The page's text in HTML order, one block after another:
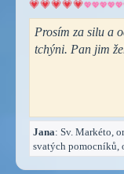
Prosím za silu a
tchýni. Pan jim
Jana: Sv. Markéto,
svatých pomocníků,